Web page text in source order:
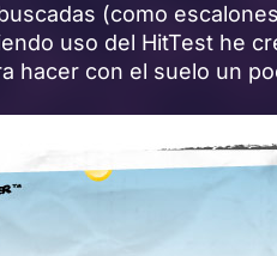
(como
uso del HitTest he
hacer con el suelo un